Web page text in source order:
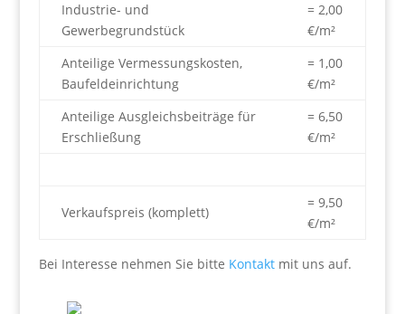
Industrie- und
Gewerbegrundstück
= 2,00
€/m²
Anteilige Vermessungskosten,
Baufeldeinrichtung
= 1,00
€/m²
Anteilige Ausgleichsbeiträge für
Erschließung
= 6,50
€/m²
Verkaufspreis (komplett)
= 9,50
€/m²
Bei Interesse nehmen Sie bitte Kontaktmit uns auf.